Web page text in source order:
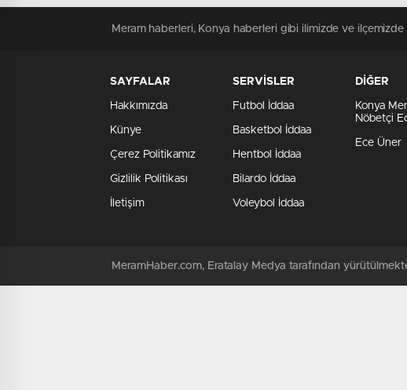
Meram haberleri, Konya haberleri gibi ilimizde ve
SAYFALAR
Hakkımızda
Künye
Çerez Politikamız
Gizlilik Politikası
İletişim
SERVİSLER
Futbol İddaa
Basketbol İddaa
Hentbol İddaa
Bilardo İddaa
Voleybol İddaa
DİĞER
Konya
Nöbetçi
Ece Üner
MeramHaber.com, Eratalay Medya tarafından